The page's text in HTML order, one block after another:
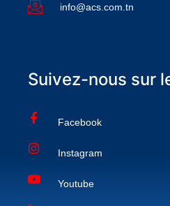
info@acs.com.tn
Suivez-nous sur
Facebook
Instagram
Youtube